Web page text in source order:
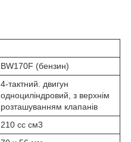
BW170F (бензин)
4-тактний. двигун
одноциліндровий, з верхнім
розташуванням клапанів
210 cc см3